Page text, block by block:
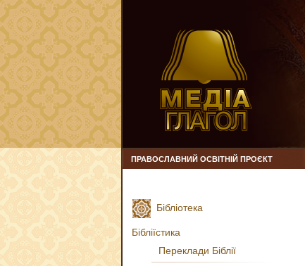
ПРАВОСЛАВНИЙ ОСВІТНІЙ ПРОЄКТ
Бібліотека
Бібліїстика
Переклади Біблії